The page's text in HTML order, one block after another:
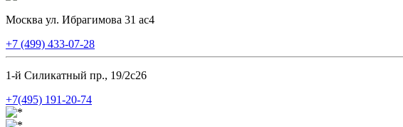
Москва ул. Ибрагимова 31 ас4
+7 (499) 433-07-28
1-й Силикатный пр., 19/2с26
+7(495) 191-20-74